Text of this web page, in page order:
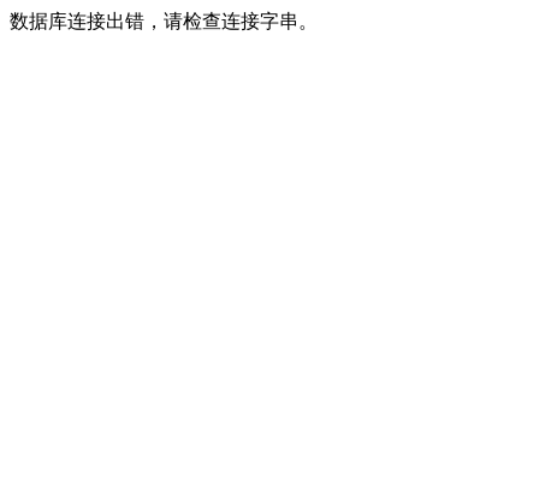
数据库连接出错，请检查连接字串。